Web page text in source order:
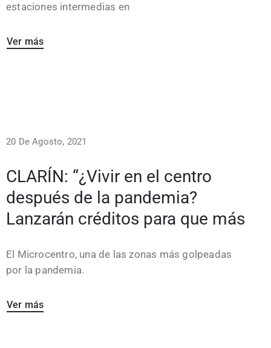
estaciones intermedias en
Ver más
20 De Agosto, 2021
CLARÍN: “¿Vivir en el centro
después de la pandemia?
Lanzarán créditos para que más
El Microcentro, una de las zonas más golpeadas
por la pandemia.
Ver más